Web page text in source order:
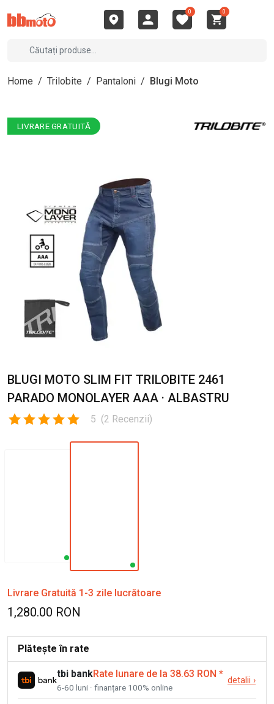
0 0
Home / Trilobite / Pantaloni / Blugi Moto
LIVRARE GRATUITĂ
BLUGI MOTO SLIM FIT TRILOBITE 2461
PARADO MONOLAYER AAA · ALBASTRU
5 (2 Recenzii)
Livrare Gratuită 1-3 zile lucrătoare
1,280.00 RON
Plătește în rate
tbi bankRate lunare de la 38.63 RON *
6-60 luni · finanțare 100% online
detalii ›